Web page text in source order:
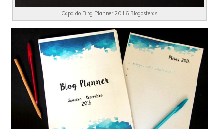
Capa do Blog Planner 2016 Blogosferas